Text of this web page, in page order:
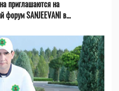
приглашаются на
SANJEEVANI в...